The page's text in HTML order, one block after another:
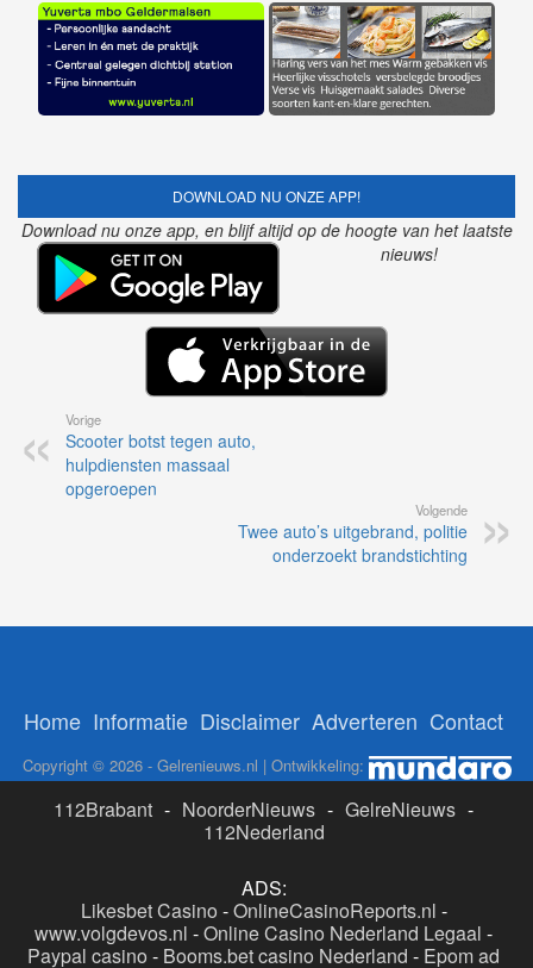
DOWNLOAD NU ONZE APP!
Download nu onze app, en blijf altijd op de hoogte van het laatste
nieuws!
Vorige
Scooter botst tegen auto,
hulpdiensten massaal
opgeroepen
Volgende
Twee auto’s uitgebrand, politie
onderzoekt brandstichting
Home Informatie Disclaimer Adverteren Contact
Copyright © 2026 - Gelrenieuws.nl | Ontwikkeling:
112Brabant - NoorderNieuws - GelreNieuws -
112Nederland
ADS:
Likesbet Casino -OnlineCasinoReports.nl -
www.volgdevos.nl -Online Casino Nederland Legaal -
Paypal casino - Booms.bet casino Nederland - Epom ad